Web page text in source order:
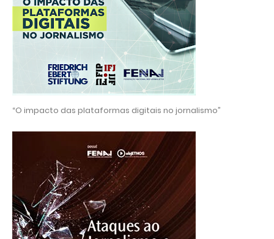
“O impacto das plataformas digitais no jornalismo”